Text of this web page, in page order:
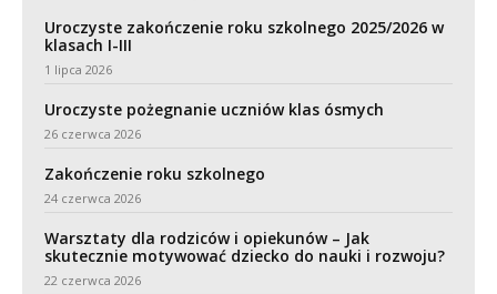
Uroczyste zakończenie roku szkolnego 2025/2026 w
klasach I-III
1 lipca 2026
Uroczyste pożegnanie uczniów klas ósmych
26 czerwca 2026
Zakończenie roku szkolnego
24 czerwca 2026
Warsztaty dla rodziców i opiekunów – Jak
skutecznie motywować dziecko do nauki i rozwoju?
22 czerwca 2026